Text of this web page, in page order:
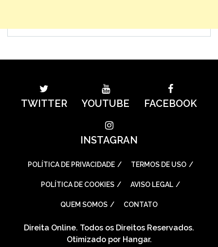
TWITTER YOUTUBE FACEBOOK
INSTAGRAN
POLÍTICA DE PRIVACIDADE TERMOS DE USO
POLÍTICA DE COOKIES AVISO LEGAL
QUEM SOMOS CONTATO
Direita Online. Todos os Direitos Reservados.
Otimizado por Hangar.